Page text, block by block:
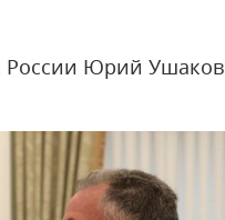
России Юрий Ушаков